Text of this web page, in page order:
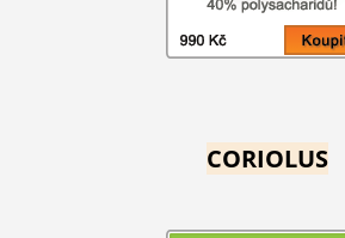
CORIOLUS